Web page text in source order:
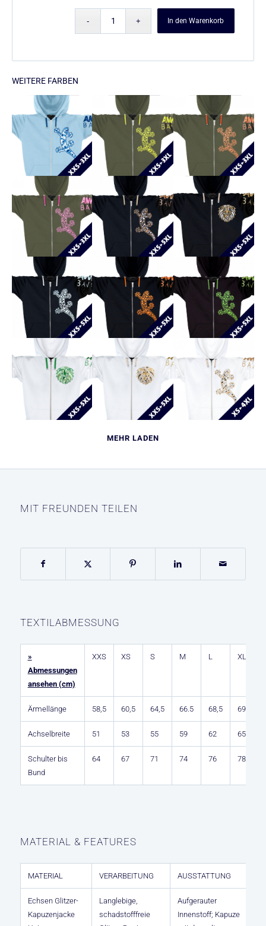
In den Warenkorb
WEITERE FARBEN
MEHR LADEN
MIT FREUNDEN TEILEN
TEXTILABMESSUNG
»
Abmessungen
ansehen (cm)
XXS XS S M L XL
Ärmellänge 58,5 60,5 64,5 66.5 68,5 69
Achselbreite 51 53 55 59 62 65
Schulter bis
Bund
64 67 71 74 76 78
MATERIAL & FEATURES
MATERIAL VERARBEITUNG AUSSTATTUNG
Echsen Glitzer-
Kapuzenjacke
Langlebige,
schadstofffreie
Aufgerauter
Innenstoff; Kapuze